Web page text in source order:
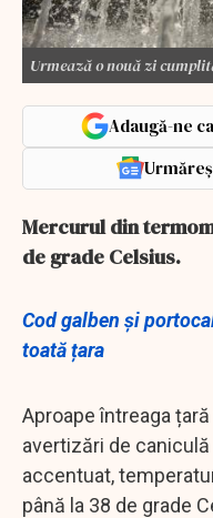
Urmează o nouă zi
Adaugă-ne
Mercurul din
de grade Celsius.
Cod galben și
toată țara
Aproape întreaga
avertizări de
accentuat,
până la 38 de grade